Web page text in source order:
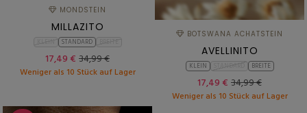
MONDSTEIN
MILLAZITO
STANDARD
17,49 € 34,99 €
Weniger als 10 Stück auf Lager
BOTSWANA ACHATSTEIN
AVELLINITO
KLEIN BREITE
17,49 € 34,99 €
Weniger als 10 Stück auf Lager